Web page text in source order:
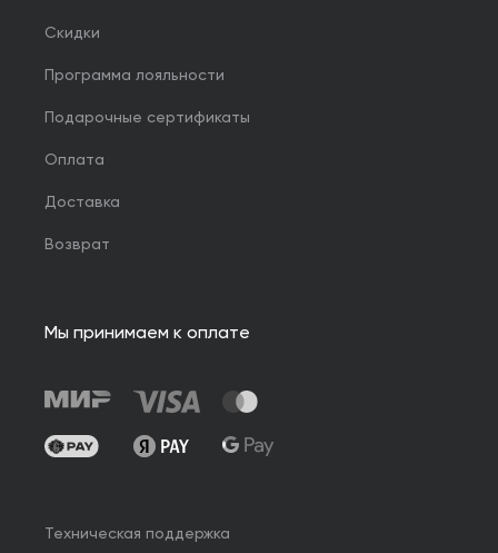
Скидки
Программа лояльности
Подарочные сертификаты
Оплата
Доставка
Возврат
Мы принимаем к оплате
Техническая поддержка